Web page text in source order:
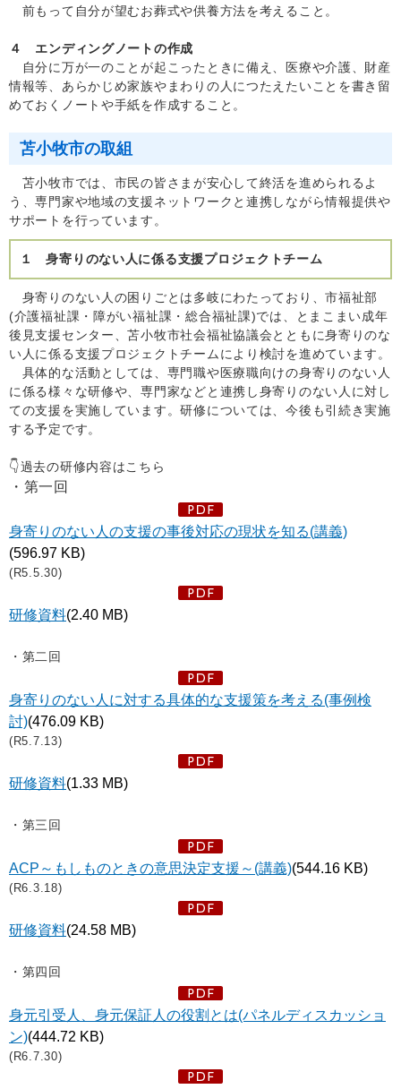
前もって自分が望むお葬式や供養方法を考えること。
４ エンディングノートの作成
自分に万が一のことが起こったときに備え、医療や介護、財産
情報等、あらかじめ家族やまわりの人につたえたいことを書き留
めておくノートや手紙を作成すること。
苫小牧市の取組
苫小牧市では、市民の皆さまが安心して終活を進められるよ
う、専門家や地域の支援ネットワークと連携しながら情報提供や
サポートを行っています。
１ 身寄りのない人に係る支援プロジェクトチーム
身寄りのない人の困りごとは多岐にわたっており、市福祉部
(介護福祉課・障がい福祉課・総合福祉課)では、とまこまい成年
後見支援センター、苫小牧市社会福祉協議会とともに身寄りのな
い人に係る支援プロジェクトチームにより検討を進めています。
具体的な活動としては、専門職や医療職向けの身寄りのない人
に係る様々な研修や、専門家などと連携し身寄りのない人に対し
ての支援を実施しています。研修については、今後も引続き実施
する予定です。
👇過去の研修内容はこちら
・ 第一回
身寄りのない人の支援の事後対応の現状を知る(講義)
(596.97 KB)
(R5.5.30)
研修資料(2.40 MB)
・第二回
身寄りのない人に対する具体的な支援策を考える(事例検
討)(476.09 KB)
(R5.7.13)
研修資料(1.33 MB)
・第三回
ACP～もしものときの意思決定支援～(講義)(544.16 KB)
(R6.3.18)
研修資料(24.58 MB)
・第四回
身元引受人、身元保証人の役割とは(パネルディスカッショ
ン)(444.72 KB)
(R6.7.30)